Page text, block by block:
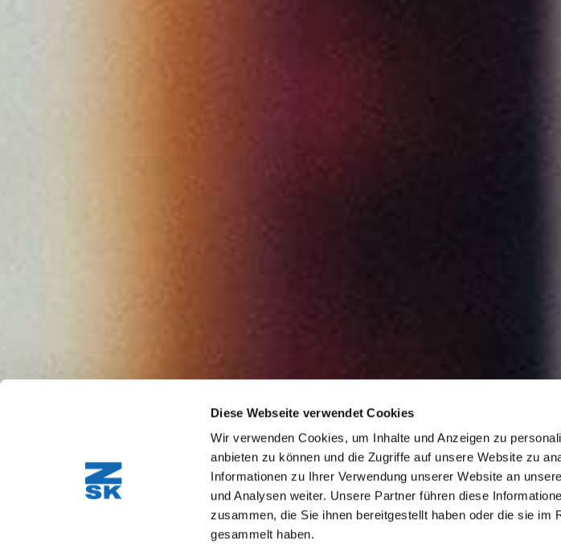
Diese Webseite verwendet Cookies
Wir verwenden Cookies, um Inhalte und Anzeigen zu
anbieten zu können und die Zugriffe auf unsere Website zu
Informationen zu Ihrer Verwendung unserer Website an
und Analysen weiter. Unsere Partner führen diese
zusammen, die Sie ihnen bereitgestellt haben oder die sie im
gesammelt haben.